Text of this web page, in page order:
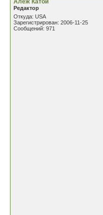
Алеж Катои
Редактор
Откуда: USA
Зарегистрирован: 2006-11-25
Сообщений: 971